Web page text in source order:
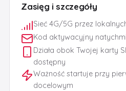
Zasięg i szczegóły
Sieć 4G/5G przez
Kod aktywacyjny
Działa obok Twojej karty
dostępny
Ważność startuje przy
docelowym